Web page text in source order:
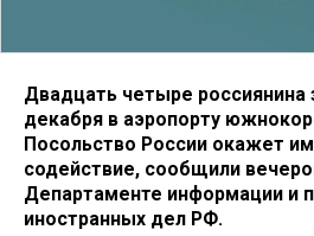
Двадцать четыре
декабря в аэропорту
Посольство России окажет
содействие, сообщили
Департаменте информации и
иностранных дел РФ.